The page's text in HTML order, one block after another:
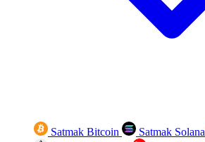
Satmak Bitcoin Satmak Solana